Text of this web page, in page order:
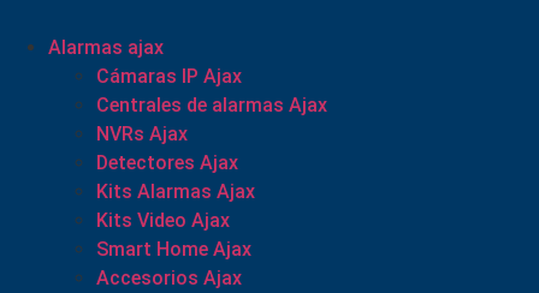
Alarmas ajax
Cámaras IP Ajax
Centrales de alarmas Ajax
NVRs Ajax
Detectores Ajax
Kits Alarmas Ajax
Kits Video Ajax
Smart Home Ajax
Accesorios Ajax